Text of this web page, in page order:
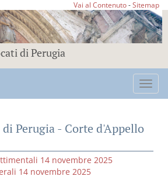
Vai al Contenuto-Sitemap
di Perugia
Perugia - Corte d'Appello
14 novembre 2025
14 novembre 2025